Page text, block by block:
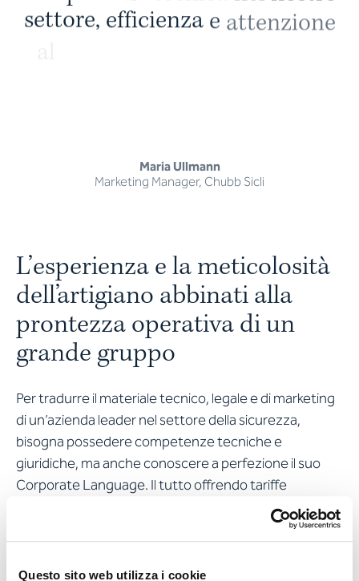
Questo sito web utilizza i cookie
settore, efficienza e attenzione
Maria Ullmann
Marketing Manager, Chubb Sicli
L’esperienza e la meticolosità
dell’artigiano abbinati alla
prontezza operativa di un
grande gruppo
Per tradurre il materiale tecnico, legale e di marketing
di un’azienda leader nel settore della sicurezza,
bisogna possedere competenze tecniche e
giuridiche, ma anche conoscere a perfezione il suo
Corporate Language. Il tutto offrendo tariffe
competitive: Apostroph sa abbinare la forza di
un’agenzia prestigiosa al servizio «su misura»